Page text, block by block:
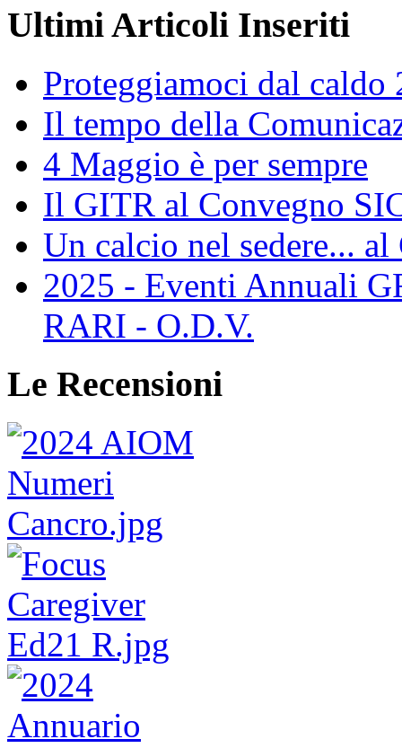
Ultimi Articoli Inseriti
Proteggiamoci dal caldo
Il tempo della
4 Maggio è per sempre
Il GITR al Convegno
Un calcio nel sedere...
2025 - Eventi Annuali
RARI - O.D.V.
Le Recensioni